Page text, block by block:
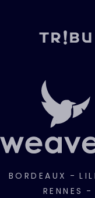
BORDEAUX -
RENNES -